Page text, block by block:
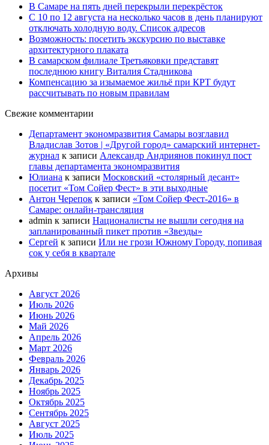
В Самаре на пять дней перекрыли перекрёсток
С 10 по 12 августа на несколько часов в день планируют
отключать холодную воду. Список адресов
Возможность: посетить экскурсию по выставке
архитектурного плаката
В самарском филиале Третьяковки представят
последнюю книгу Виталия Стадникова
Компенсацию за изымаемое жильё при КРТ будут
рассчитывать по новым правилам
Свежие комментарии
Департамент экономразвития Самары возглавил
Владислав Зотов | «Другой город» самарский интернет-
журнал к записи Александр Андриянов покинул пост
главы департамента экономразвития
Юлиана к записи Московский «столярный десант»
посетит «Том Сойер Фест» в эти выходные
Антон Черепок к записи «Том Сойер Фест-2016» в
Самаре: онлайн-трансляция
admin к записи Националисты не вышли сегодня на
запланированный пикет против «Звезды»
Сергей к записи Или не грози Южному Городу, попивая
сок у себя в квартале
Архивы
Август 2026
Июль 2026
Июнь 2026
Май 2026
Апрель 2026
Март 2026
Февраль 2026
Январь 2026
Декабрь 2025
Ноябрь 2025
Октябрь 2025
Сентябрь 2025
Август 2025
Июль 2025